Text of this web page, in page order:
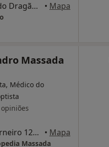
Alameda do Dragão, Estádio do Dragão, Porto • Mapa
Massada
Médico do
opiniões
Praça Doutor Francisco Sá Carneiro 125, Porto • Mapa
Massada